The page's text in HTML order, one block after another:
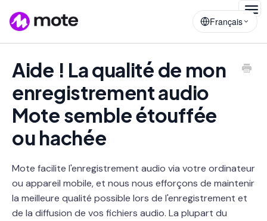
Français
Aide ! La qualité de mon
enregistrement audio
Mote semble étouffée
ou hachée
Mote facilite l'enregistrement audio via votre ordinateur
ou appareil mobile, et nous nous efforçons de maintenir
la meilleure qualité possible lors de l'enregistrement et
de la diffusion de vos fichiers audio. La plupart du